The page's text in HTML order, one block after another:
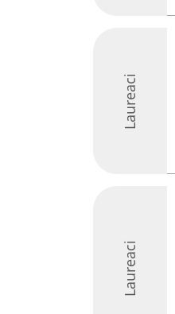
Laureaci
Laureaci